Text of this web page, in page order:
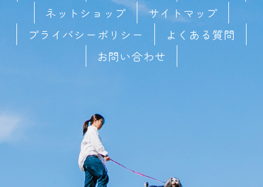
ネットショップ
サイトマップ
プライバシーポリシー
よくある質問
お問い合わせ